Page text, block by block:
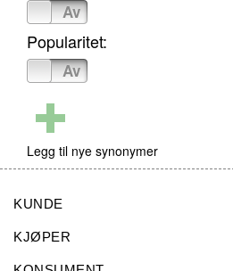
Av
Popularitet:
Av
Legg til nye synonymer
KUNDE
KJØPER